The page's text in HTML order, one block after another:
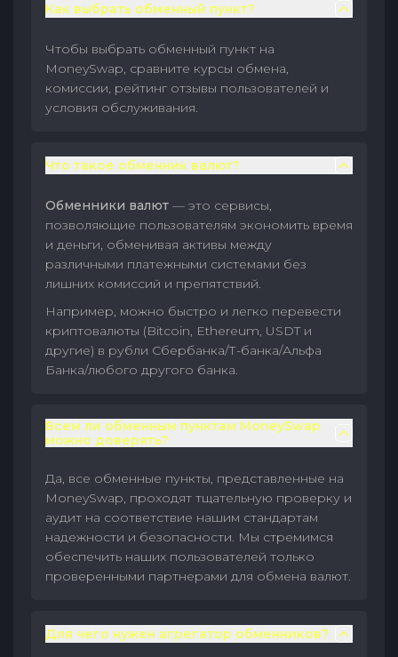
Как выбрать обменный пункт?
Чтобы выбрать обменный пункт на
MoneySwap, сравните курсы обмена,
комиссии, рейтинг отзывы пользователей и
условия обслуживания.
Что такое обменник валют?
Обменники валют — это сервисы,
позволяющие пользователям экономить время
и деньги, обменивая активы между
различными платежными системами без
лишних комиссий и препятствий.
Например, можно быстро и легко перевести
криптовалюты (Bitcoin, Ethereum, USDT и
другие) в рубли Сбербанка/Т-банка/Альфа
Банка/любого другого банка.
Всем ли обменным пунктам MoneySwap
можно доверять?
Да, все обменные пункты, представленные на
MoneySwap, проходят тщательную проверку и
аудит на соответствие нашим стандартам
надежности и безопасности. Мы стремимся
обеспечить наших пользователей только
проверенными партнерами для обмена валют.
Для чего нужен агрегатор обменников?